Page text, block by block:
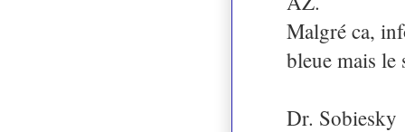
Malgré ca,
bleue mais
Dr. Sobiesky